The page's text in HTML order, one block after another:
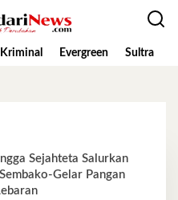
Evergreen Sultra
Sejahteta Salurkan
Gelar Pangan